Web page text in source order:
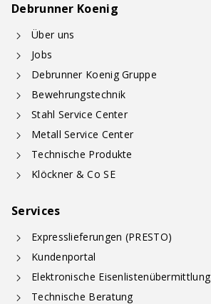
Debrunner Koenig
Über uns
Jobs
Debrunner Koenig Gruppe
Bewehrungstechnik
Stahl Service Center
Metall Service Center
Technische Produkte
Klöckner & Co SE
Services
Expresslieferungen (PRESTO)
Kundenportal
Elektronische Eisenlistenübermittlung
Technische Beratung